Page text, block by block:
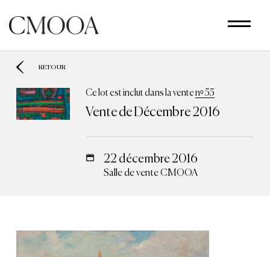
contenu
principal
RETOUR
Ce lot est inclut dans la ventenᵒ 55
Vente de Décembre 2016
22 décembre 2016
Salle de vente CMOOA